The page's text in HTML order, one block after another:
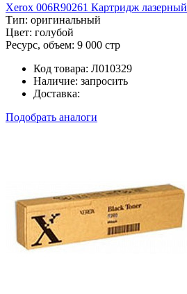
Xerox 006R90261 Картридж лазерный
Тип: оригинальный
Цвет: голубой
Ресурс, объем: 9 000 стр
Код товара: Л010329
Наличие: запросить
Доставка:
Подобрать аналоги